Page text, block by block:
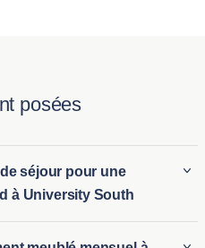
posées
séjour pour une
à University South